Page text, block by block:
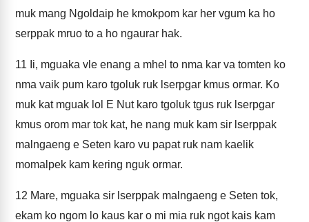
muk mang Ngoldaip he kmokpom kar her vgum ka ho
serppak mruo to a ho ngaurar hak.
11 Ii, mguaka vle enang a mhel to nma kar va tomten ko
nma vaik pum karo tgoluk ruk lserpgar kmus ormar. Ko
muk kat mguak lol E Nut karo tgoluk tgus ruk lserpgar
kmus orom mar tok kat, he nang muk kam sir lserppak
malngaeng e Seten karo vu papat ruk nam kaelik
momalpek kam kering nguk ormar.
12 Mare, mguaka sir lserppak malngaeng e Seten tok,
ekam ko ngom lo kaus kar o mi mia ruk ngot kais kam